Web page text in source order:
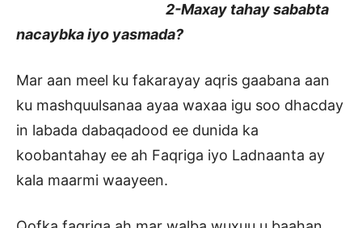
2-Maxay tahay sababta
nacaybka iyo yasmada?
Mar aan meel ku fakarayay aqris gaabana aan
ku mashquulsanaa ayaa waxaa igu soo dhacday
in labada dabaqadood ee dunida ka
koobantahay ee ah Faqriga iyo Ladnaanta ay
kala maarmi waayeen.